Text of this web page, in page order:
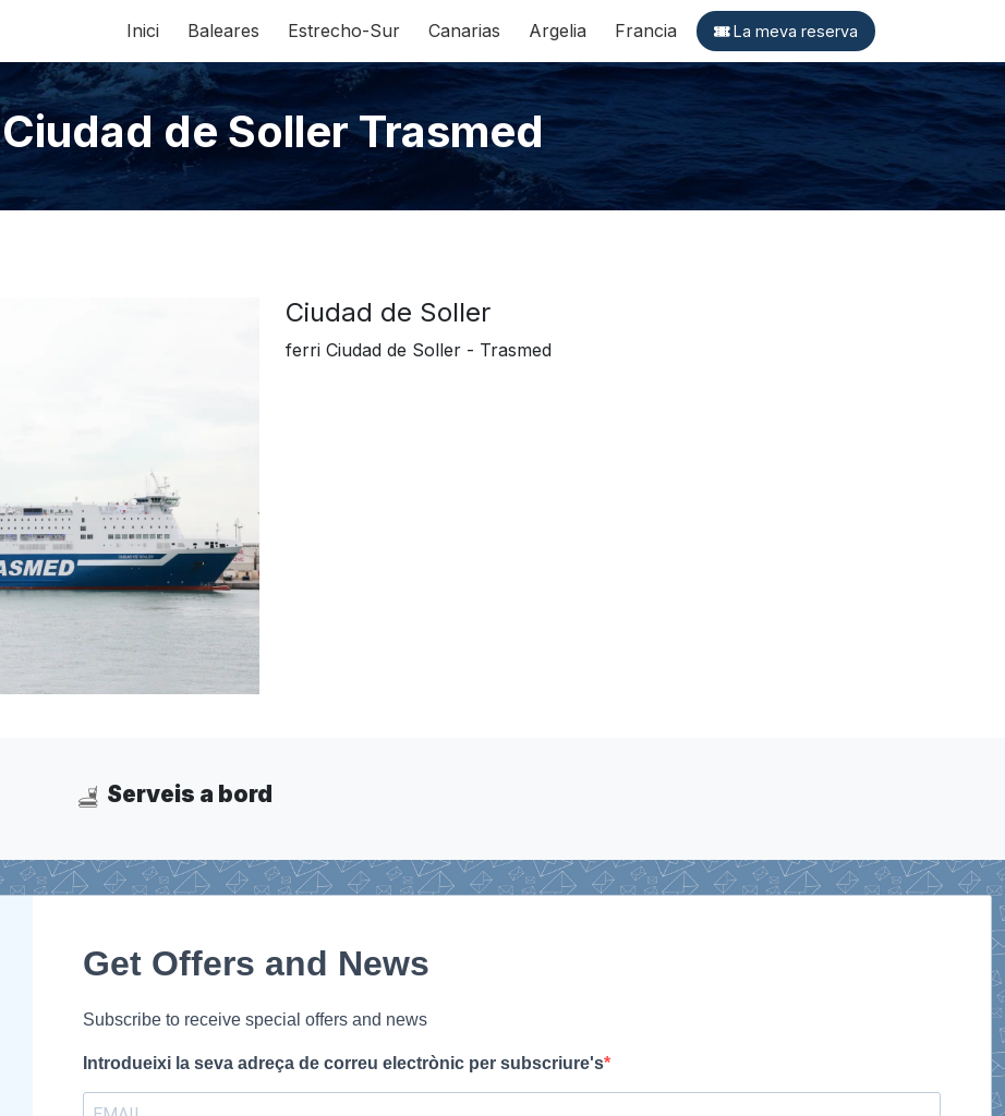
Inici Baleares Estrecho-Sur Canarias Argelia Francia La meva reserva
Ciudad de Soller Trasmed
Ciudad de Soller
ferri Ciudad de Soller - Trasmed
Serveis a bord
Get Offers and News
Subscribe to receive special offers and news
Introdueixi la seva adreça de correu electrònic per subscriure's